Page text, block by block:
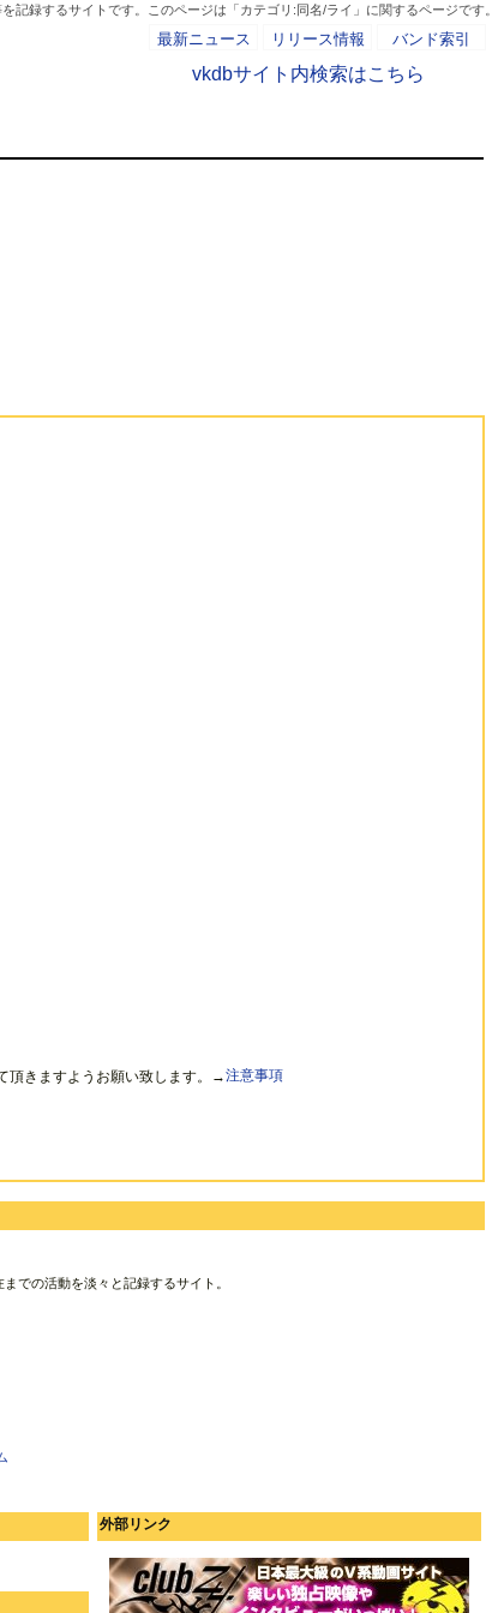
録するサイトです。このページは「カテゴリ:同名/ライ」に関するページです。
最新ニュース リリース情報 バンド索引
vkdbサイト内検索はこちら
頂きますようお願い致します。→注意事項
での活動を淡々と記録するサイト。
外部リンク